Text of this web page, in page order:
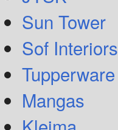
Sun Tower
Sof Interiors
Tupperware
Mangas